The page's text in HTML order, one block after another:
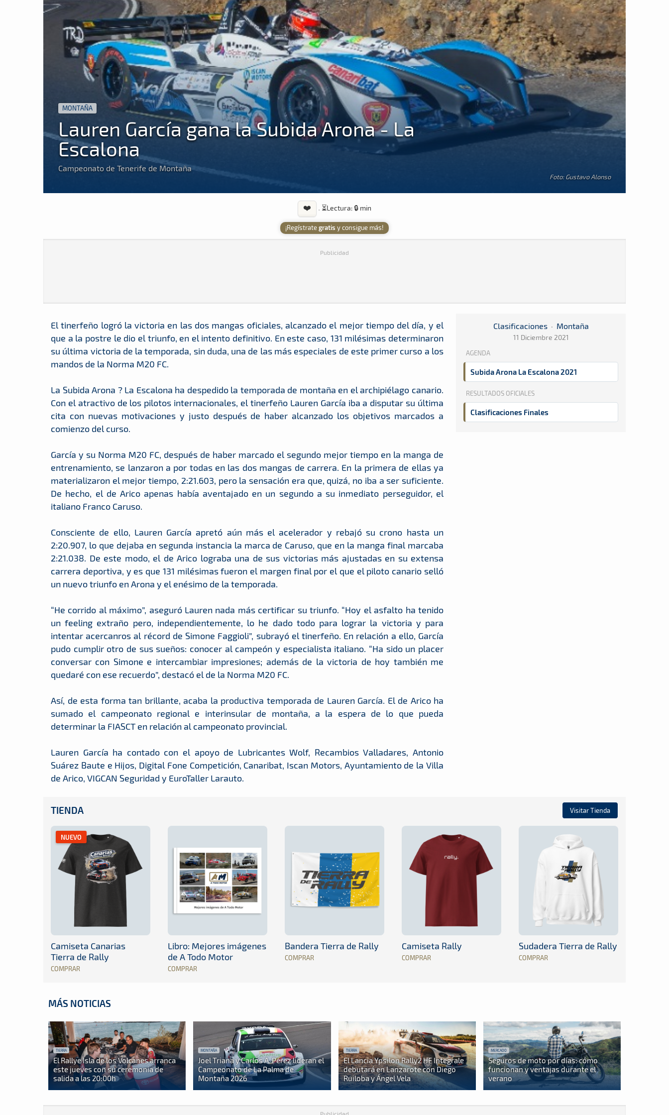
MONTAÑA
Lauren García gana la Subida Arona - La
Escalona
Campeonato de Tenerife de Montaña
Foto: Gustavo Alonso
❤️ · ⏳Lectura: 🔒 min
¡Regístrategratis y consigue más!
Publicidad
Clasificaciones · Montaña
11 Diciembre 2021
AGENDA
Subida Arona La Escalona 2021
RESULTADOS OFICIALES
Clasificaciones Finales
El tinerfeño logró la victoria en las dos mangas oficiales, alcanzado el mejor tiempo del día, y el
que a la postre le dio el triunfo, en el intento definitivo. En este caso, 131 milésimas determinaron
su última victoria de la temporada, sin duda, una de las más especiales de este primer curso a los
mandos de la Norma M20 FC.
La Subida Arona ? La Escalona ha despedido la temporada de montaña en el archipiélago canario.
Con el atractivo de los pilotos internacionales, el tinerfeño Lauren García iba a disputar su última
cita con nuevas motivaciones y justo después de haber alcanzado los objetivos marcados a
comienzo del curso.
García y su Norma M20 FC, después de haber marcado el segundo mejor tiempo en la manga de
entrenamiento, se lanzaron a por todas en las dos mangas de carrera. En la primera de ellas ya
materializaron el mejor tiempo, 2:21.603, pero la sensación era que, quizá, no iba a ser suficiente.
De hecho, el de Arico apenas había aventajado en un segundo a su inmediato perseguidor, el
italiano Franco Caruso.
Consciente de ello, Lauren García apretó aún más el acelerador y rebajó su crono hasta un
2:20.907, lo que dejaba en segunda instancia la marca de Caruso, que en la manga final marcaba
2:21.038. De este modo, el de Arico lograba una de sus victorias más ajustadas en su extensa
carrera deportiva, y es que 131 milésimas fueron el margen final por el que el piloto canario selló
un nuevo triunfo en Arona y el enésimo de la temporada.
“He corrido al máximo”, aseguró Lauren nada más certificar su triunfo. “Hoy el asfalto ha tenido
un feeling extraño pero, independientemente, lo he dado todo para lograr la victoria y para
intentar acercanros al récord de Simone Faggioli”, subrayó el tinerfeño. En relación a ello, García
pudo cumplir otro de sus sueños: conocer al campeón y especialista italiano. “Ha sido un placer
conversar con Simone e intercambiar impresiones; además de la victoria de hoy también me
quedaré con ese recuerdo”, destacó el de la Norma M20 FC.
Así, de esta forma tan brillante, acaba la productiva temporada de Lauren García. El de Arico ha
sumado el campeonato regional e interinsular de montaña, a la espera de lo que pueda
determinar la FIASCT en relación al campeonato provincial.
Lauren García ha contado con el apoyo de Lubricantes Wolf, Recambios Valladares, Antonio
Suárez Baute e Hijos, Digital Fone Competición, Canaribat, Iscan Motors, Ayuntamiento de la Villa
de Arico, VIGCAN Seguridad y EuroTaller Larauto.
TIENDA Visitar Tienda
NUEVO
Camiseta Canarias
Tierra de Rally
COMPRAR
Libro: Mejores imágenes
de A Todo Motor
COMPRAR
Bandera Tierra de Rally
COMPRAR
Camiseta Rally
COMPRAR
Sudadera Tierra de Rally
COMPRAR
MÁS NOTICIAS
TIERRA
El Rallye Isla de los Volcanes arranca
este jueves con su ceremonia de
salida a las 20:00h
MONTAÑA
Joel Triana y Carlos A. Pérez lideran el
Campeonato de La Palma de
Montaña 2026
TIERRA
El Lancia Ypsilon Rally2 HF Integrale
debutará en Lanzarote con Diego
Ruiloba y Ángel Vela
MERCADO
Seguros de moto por días: cómo
funcionan y ventajas durante el
verano
Publicidad